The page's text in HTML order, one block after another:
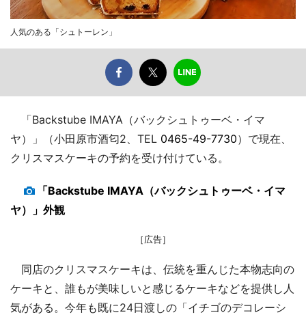
人気のある「シュトーレン」
「Backstube IMAYA（バックシュトゥーベ・イマ
ヤ）」（小田原市酒匂2、TEL 0465-49-7730）で現在、
クリスマスケーキの予約を受け付けている。
「Backstube IMAYA（バックシュトゥーベ・イマ
ヤ）」外観
［広告］
同店のクリスマスケーキは、伝統を重んじた本物志向の
ケーキと、誰もが美味しいと感じるケーキなどを提供し人
気がある。今年も既に24日渡しの「イチゴのデコレーシ